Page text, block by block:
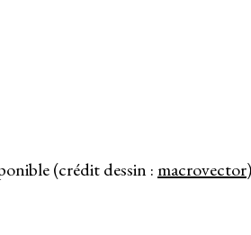
(crédit dessin :macrovector)